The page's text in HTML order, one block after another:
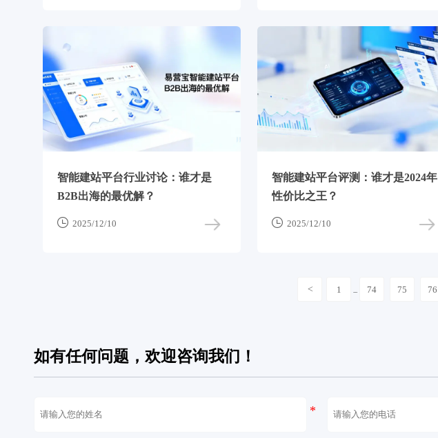
智能建站平台行业讨论：谁才是
B2B出海的最优解？
 2025/12/10
智能建站平台评测：谁才是2024年
性价比之王？
 2025/12/10
< 1 ... 74 75 76
如有任何问题，欢迎咨询我们！